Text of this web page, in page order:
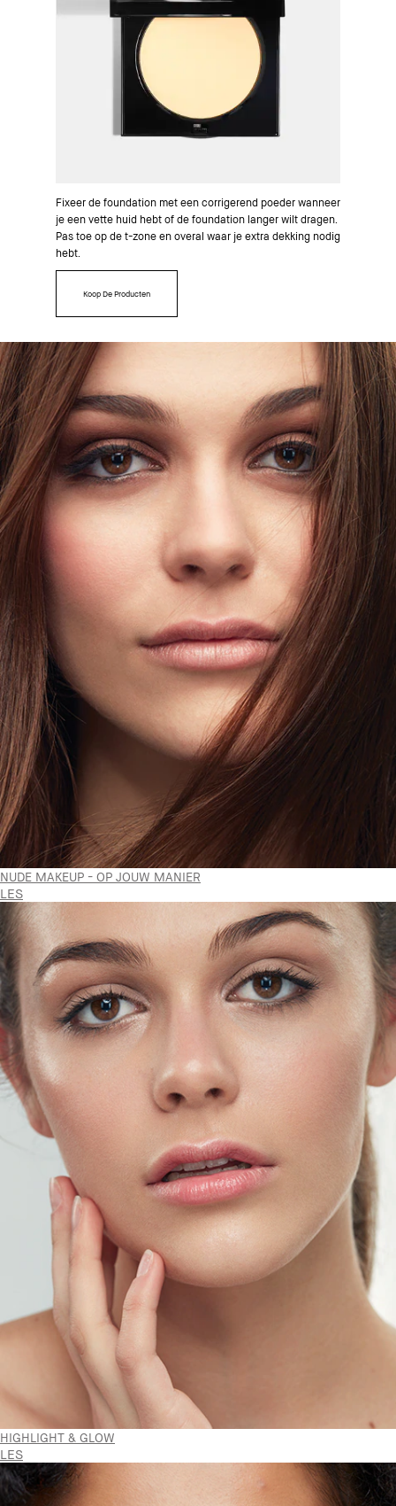
Fixeer de foundation met een corrigerend poeder wanneer
je een vette huid hebt of de foundation langer wilt dragen.
Pas toe op de t-zone en overal waar je extra dekking nodig
hebt.
Koop De Producten
NUDE MAKEUP - OP JOUW MANIER
LES
HIGHLIGHT & GLOW
LES